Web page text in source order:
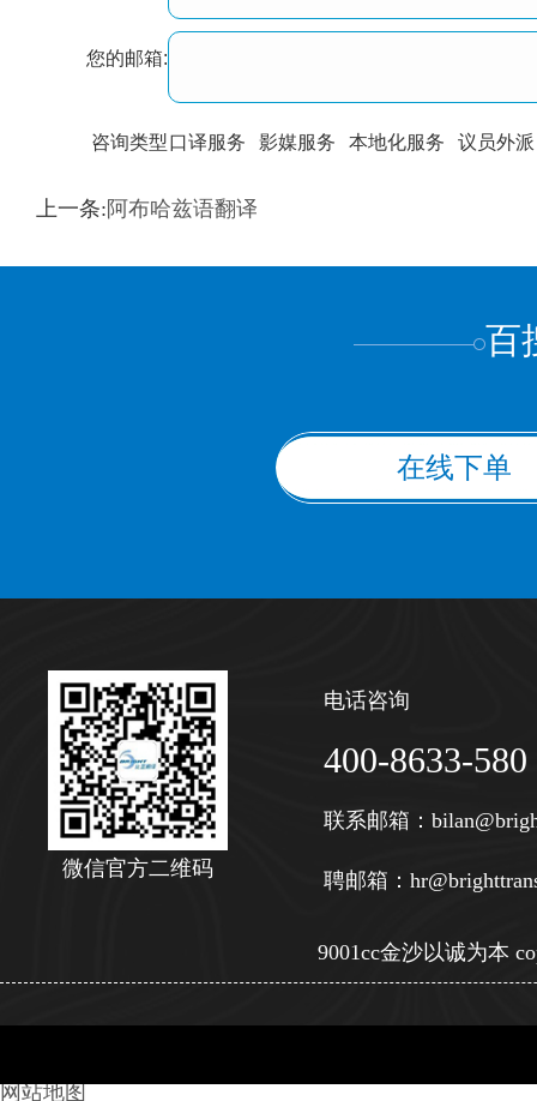
您的邮箱:
咨询类型口译服务 影媒服务 本地化服务 议员外派
训翻译 标准级
上一条: 阿布哈兹语翻译
百
在线下单
微信官方二维码
电话咨询
400-8633-580
联系邮箱：
聘邮箱：
9001cc金沙以诚为本
网站地图